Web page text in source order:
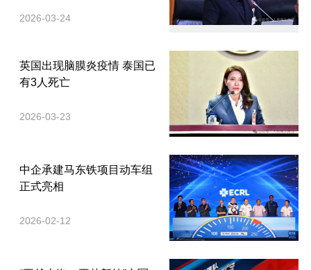
2026-03-24
英国出现脑膜炎疫情 泰国已
有3人死亡
2026-03-23
中企承建马东铁项目动车组
正式亮相
2026-02-12